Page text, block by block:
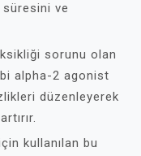
ve
sorunu olan
alpha-2 agonist
düzenleyerek
kullanılan bu